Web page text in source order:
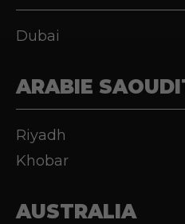
Dubai
ARABIE
Riyadh
Khobar
AUSTRALIA